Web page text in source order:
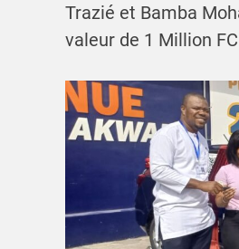
Trazié et Bamba
valeur de 1 Million